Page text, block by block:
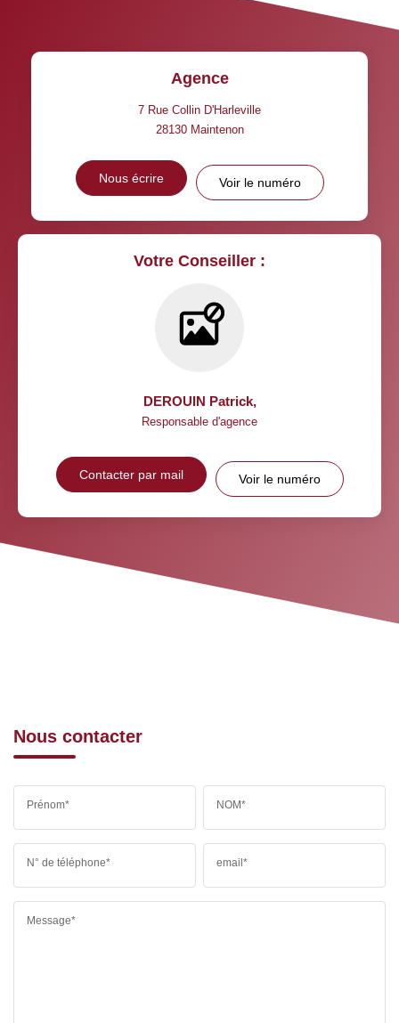
Agence
7 Rue Collin D'Harleville
28130 Maintenon
Nous écrire Voir le numéro
Votre Conseiller :
DEROUIN Patrick,
Responsable d'agence
Contacter par mail Voir le numéro
Nous contacter
Prénom* NOM*
N° de téléphone* email*
Message*